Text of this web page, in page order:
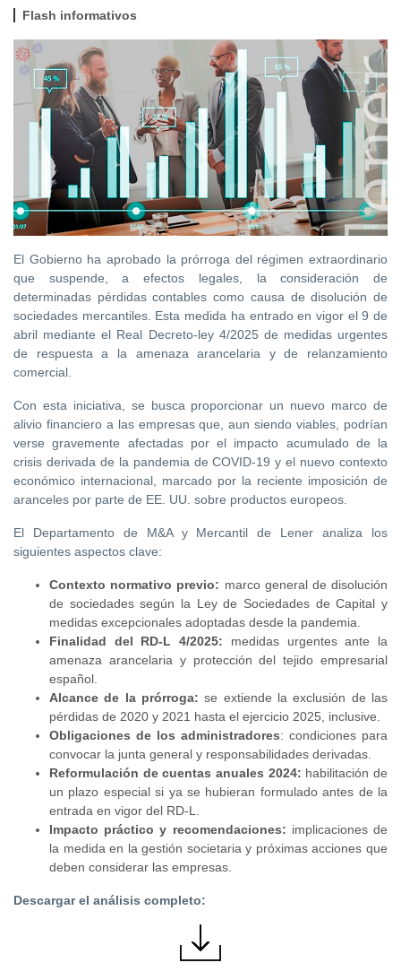
Flash informativos
El Gobierno ha aprobado la prórroga del régimen extraordinario
que suspende, a efectos legales, la consideración de
determinadas pérdidas contables como causa de disolución de
sociedades mercantiles. Esta medida ha entrado en vigor el 9 de
abril mediante el Real Decreto-ley 4/2025 de medidas urgentes
de respuesta a la amenaza arancelaria y de relanzamiento
comercial.
Con esta iniciativa, se busca proporcionar un nuevo marco de
alivio financiero a las empresas que, aun siendo viables, podrían
verse gravemente afectadas por el impacto acumulado de la
crisis derivada de la pandemia de COVID-19 y el nuevo contexto
económico internacional, marcado por la reciente imposición de
aranceles por parte de EE. UU. sobre productos europeos.
El Departamento de M&A y Mercantil de Lener analiza los
siguientes aspectos clave:
Contexto normativo previo: marco general de disolución
de sociedades según la Ley de Sociedades de Capital y
medidas excepcionales adoptadas desde la pandemia.
Finalidad del RD-L 4/2025: medidas urgentes ante la
amenaza arancelaria y protección del tejido empresarial
español.
Alcance de la prórroga: se extiende la exclusión de las
pérdidas de 2020 y 2021 hasta el ejercicio 2025, inclusive.
Obligaciones de los administradores: condiciones para
convocar la junta general y responsabilidades derivadas.
Reformulación de cuentas anuales 2024: habilitación de
un plazo especial si ya se hubieran formulado antes de la
entrada en vigor del RD-L.
Impacto práctico y recomendaciones: implicaciones de
la medida en la gestión societaria y próximas acciones que
deben considerar las empresas.
Descargar el análisis completo: